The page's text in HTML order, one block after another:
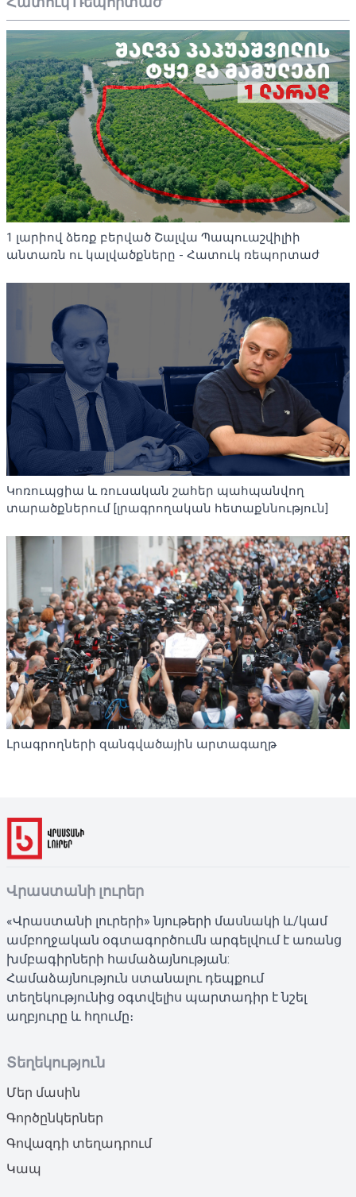
1 լարիով ձեռք բերված Շալվա Պապուաշվիլիի
անտառն ու կալվածքները - Հատուկ ռեպորտաժ
Կոռուպցիա և ռուսական շահեր պահպանվող
տարածքներում [լրագրողական հետաքննություն]
Լրագրողների զանգվածային արտագաղթ
Վրաստանի լուրեր
«Վրաստանի լուրերի» նյութերի մասնակի և/կամ
ամբողջական օգտագործումն արգելվում է առանց
խմբագիրների համաձայնության:
Համաձայնություն ստանալու դեպքում
տեղեկությունից օգտվելիս պարտադիր է նշել
աղբյուրը և հղումը։
Տեղեկություն
Մեր մասին
Գործընկերներ
Գովազդի տեղադրում
Կապ